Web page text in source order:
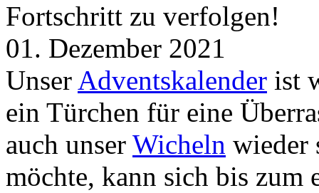
Fortschritt zu verfolgen!
01. Dezember 2021
Unser Adventskalender ist
ein Türchen für eine
auch unser Wicheln wieder
möchte, kann sich bis